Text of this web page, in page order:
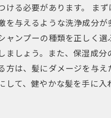
ける必要があります。 ま
を与えるような洗浄成分
ャンプーの種類を正しく
ましょう。また、保湿成
方は、髪にダメージを与
して、健やかな髪を手に入